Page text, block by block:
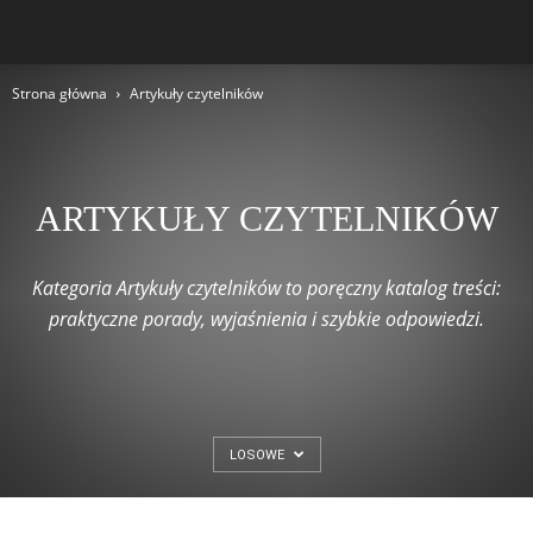
Strona główna Artykuły czytelników
ARTYKUŁY CZYTELNIKÓW
Kategoria Artykuły czytelników to poręczny katalog treści:
praktyczne porady, wyjaśnienia i szybkie odpowiedzi.
LOSOWE